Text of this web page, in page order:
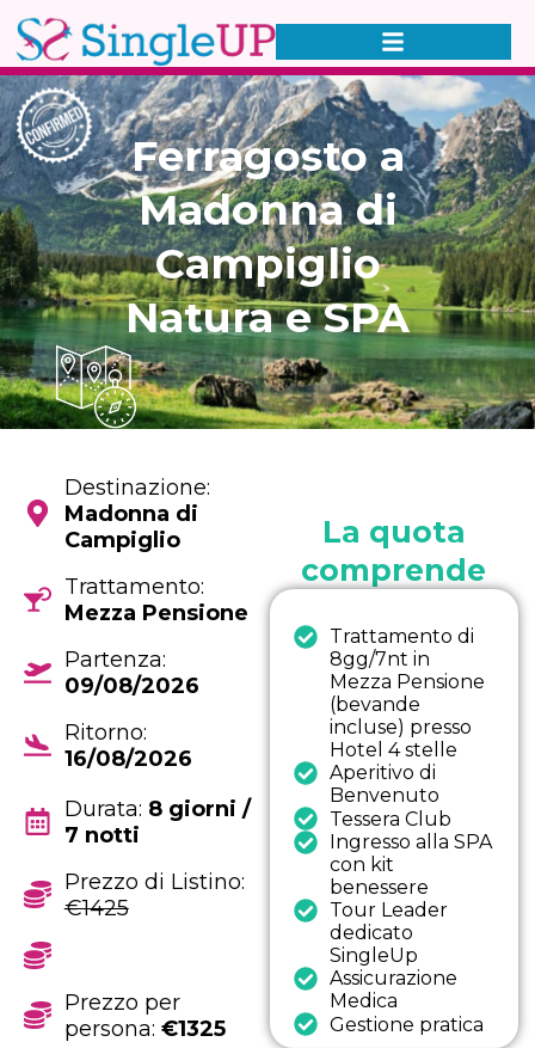
Ferragosto a
Madonna di
Campiglio
Natura e SPA
Destinazione:
Madonna di
Campiglio
Trattamento:
Mezza Pensione
Partenza:
09/08/2026
Ritorno:
16/08/2026
Durata: 8 giorni /
7 notti
Prezzo di Listino:
€1425
Prezzo per
persona: €1325
La quota
comprende
Trattamento di
8gg/7nt in
Mezza Pensione
(bevande
incluse) presso
Hotel 4 stelle
Aperitivo di
Benvenuto
Tessera Club
Ingresso alla SPA
con kit
benessere
Tour Leader
dedicato
SingleUp
Assicurazione
Medica
Gestione pratica